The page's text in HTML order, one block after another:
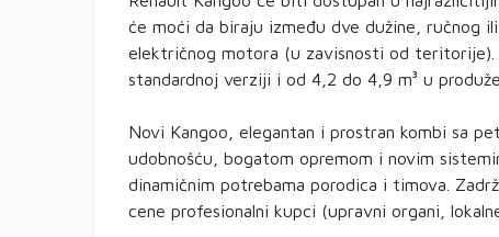
će moći da biraju između dve dužine, ručnog
električnog motora (u zavisnosti od teritorije).
standardnoj verziji i od 4,2 do 4,9 m³ u
Novi Kangoo, elegantan i prostran kombi sa
udobnošću, bogatom opremom i novim
dinamičnim potrebama porodica i timova.
cene profesionalni kupci (upravni organi,